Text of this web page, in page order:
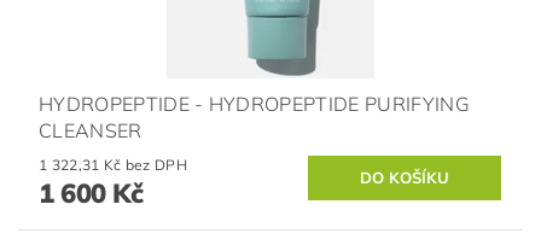
HYDROPEPTIDE - HYDROPEPTIDE PURIFYING
CLEANSER
1 322,31 Kč bez DPH
1 600 Kč